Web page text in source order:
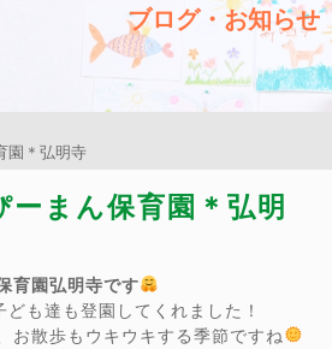
ブログ・お知らせ
園＊弘明寺
まん保育園＊弘明
育園弘明寺です
も達も登園してくれました！
お散歩もウキウキする季節ですね